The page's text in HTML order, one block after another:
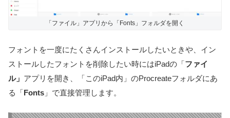
「ファイル」アプリから「Fonts」フォルダを開く
フォントを一度にたくさんインストールしたいときや、イン
ストールしたフォントを削除したい時にはiPadの「ファイ
ル」 アプリを開き、「このiPad内」のProcreateフォルダにあ
る「Fonts 」で直接管理します。